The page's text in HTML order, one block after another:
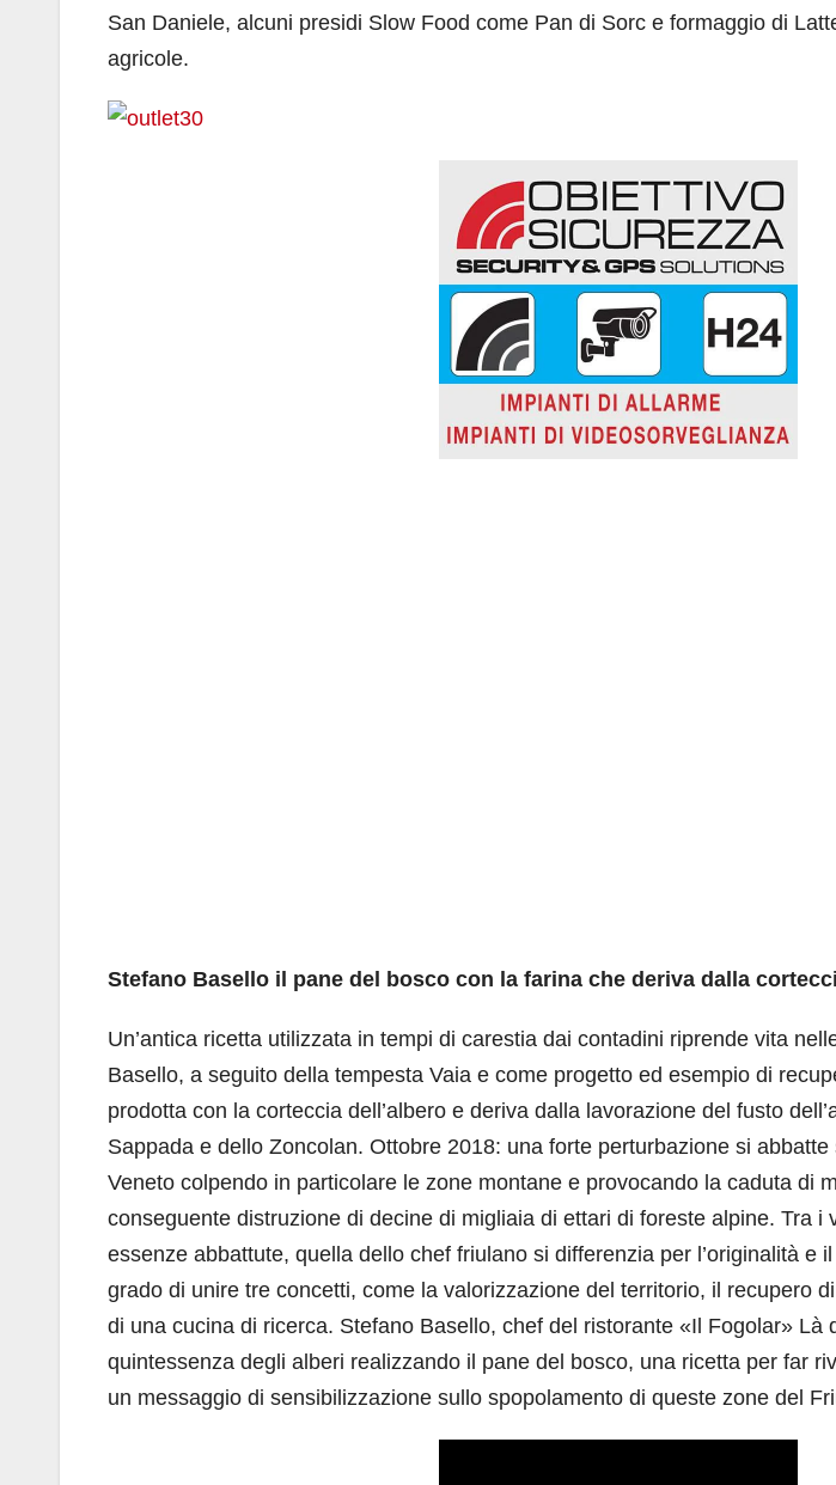
San Daniele, alcuni presidi Slow Food come Pan di Sorc e formaggio di
agricole.
Stefano Basello il pane del bosco con la farina che deriva dalla
Un’antica ricetta utilizzata in tempi di carestia dai contadini riprende vita
Basello, a seguito della tempesta Vaia e come progetto ed esempio di
prodotta con la corteccia dell’albero e deriva dalla lavorazione del fusto
Sappada e dello Zoncolan. Ottobre 2018: una forte perturbazione si
Veneto colpendo in particolare le zone montane e provocando la caduta di
conseguente distruzione di decine di migliaia di ettari di foreste alpine. Tra i
essenze abbattute, quella dello chef friulano si differenzia per l’originalità e
grado di unire tre concetti, come la valorizzazione del territorio, il recupero
di una cucina di ricerca. Stefano Basello, chef del ristorante «Il Fogolar» Là
quintessenza degli alberi realizzando il pane del bosco, una ricetta per far
un messaggio di sensibilizzazione sullo spopolamento di queste zone del